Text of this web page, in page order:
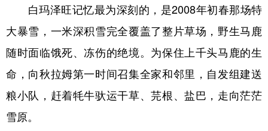
白玛泽旺记忆最为深刻的，是2008年初春那场特
大暴雪，一米深积雪完全覆盖了整片草场，野生马鹿
随时面临饿死、冻伤的绝境。为保住上千头马鹿的生
命，向秋拉姆第一时间召集全家和邻里，自发组建送
粮小队，赶着牦牛驮运干草、芫根、盐巴，走向茫茫
雪原。